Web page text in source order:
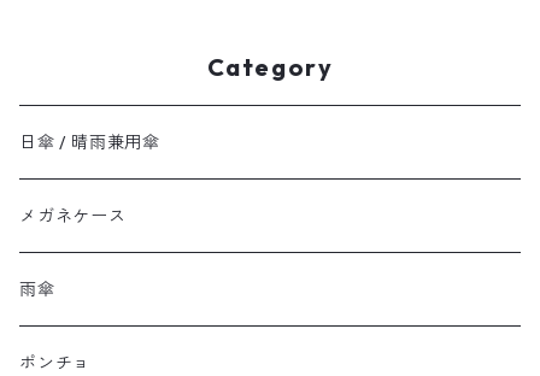
Category
日傘 / 晴雨兼用傘
メガネケース
雨傘
ポンチョ